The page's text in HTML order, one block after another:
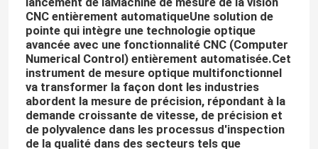
CNC entièrement automatiqueUne solution de
pointe qui intègre une technologie optique
avancée avec une fonctionnalité CNC (Computer
Numerical Control) entièrement automatisée.Cet
instrument de mesure optique multifonctionnel
va transformer la façon dont les industries
abordent la mesure de précision, répondant à la
demande croissante de vitesse, de précision et
de polyvalence dans les processus d'inspection
de la qualité dans des secteurs tels que